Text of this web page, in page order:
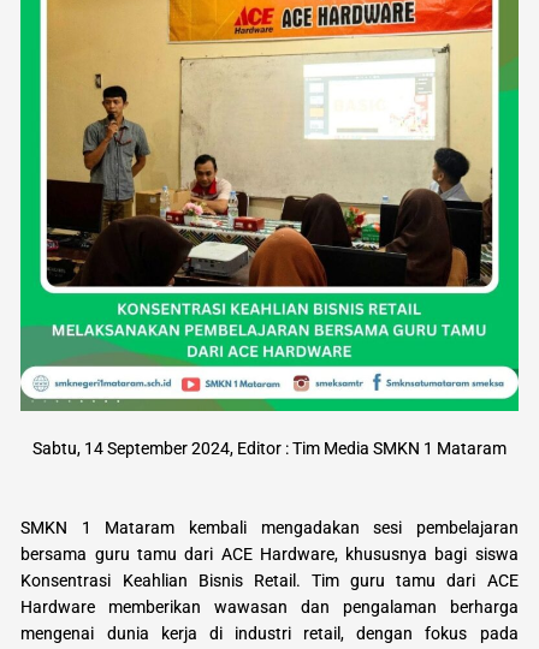
Sabtu, 14 September 2024, Editor : Tim Media SMKN 1 Mataram
SMKN 1 Mataram kembali mengadakan sesi pembelajaran
bersama guru tamu dari ACE Hardware, khususnya bagi siswa
Konsentrasi Keahlian Bisnis Retail. Tim guru tamu dari ACE
Hardware memberikan wawasan dan pengalaman berharga
mengenai dunia kerja di industri retail, dengan fokus pada